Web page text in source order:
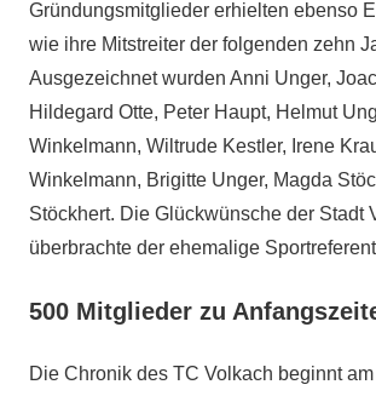
Gründungsmitglieder erhielten ebenso
wie ihre Mitstreiter der folgenden zehn
Ausgezeichnet wurden Anni Unger,
Hildegard Otte, Peter Haupt, Helmut
Winkelmann, Wiltrude Kestler, Irene
Winkelmann, Brigitte Unger, Magda
Stöckhert. Die Glückwünsche der Stadt
überbrachte der ehemalige
500 Mitglieder zu
Die Chronik des TC Volkach beginnt